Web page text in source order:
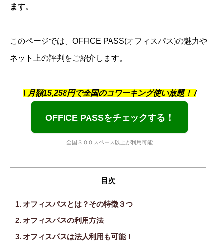
ます。
このページでは、OFFICE PASS(オフィスパス)の魅力や
ネット上の評判をご紹介します。
\ 月額15,258円で全国のコワーキング使い放題！ /
OFFICE PASSをチェックする！
全国３００スペース以上が利用可能
目次
1. オフィスパスとは？その特徴３つ
2. オフィスパスの利用方法
3. オフィスパスは法人利用も可能！